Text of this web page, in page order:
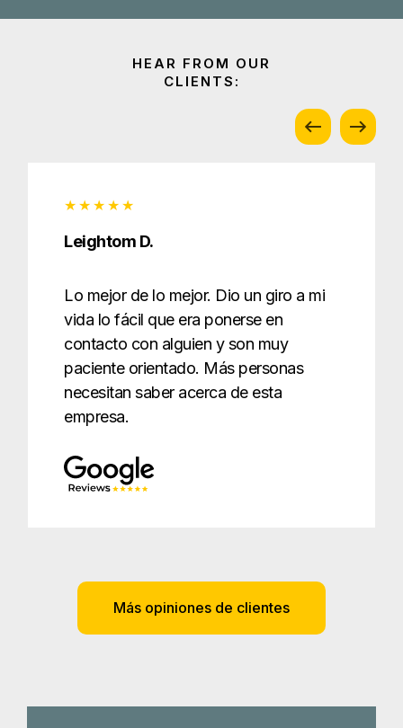
Leightom D.
Lo mejor de lo mejor. Dio un giro a mi
vida lo fácil que era ponerse en
contacto con alguien y son muy
paciente orientado. Más personas
necesitan saber acerca de esta
empresa.
Más opiniones de clientes